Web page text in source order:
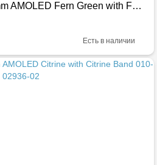
Garmin Instinct 3 – 50 mm AMOLED Fern Green with Fern Green Band 010-03020-02
Есть в наличии